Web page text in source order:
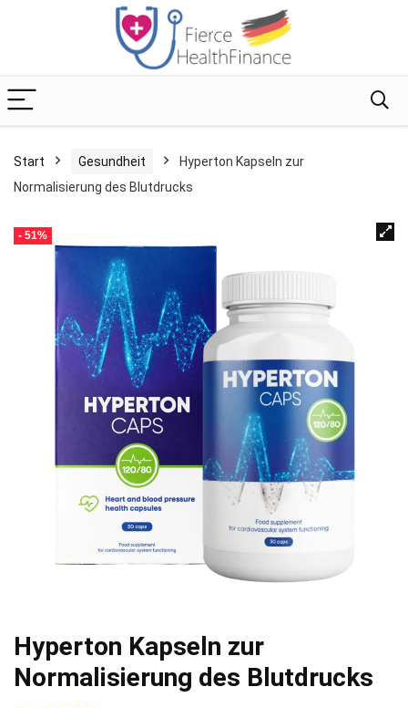
Start Gesundheit
Hyperton Kapseln zur
Normalisierung des Blutdrucks
- 51%
Hyperton Kapseln zur
Normalisierung des Blutdrucks